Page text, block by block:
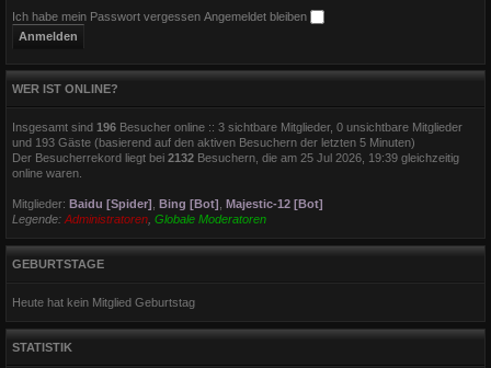
Ich habe mein Passwort vergessen Angemeldet bleiben
WER IST ONLINE?
Insgesamt sind 196 Besucher online :: 3 sichtbare Mitglieder, 0 unsichtbare Mitglieder
und 193 Gäste (basierend auf den aktiven Besuchern der letzten 5 Minuten)
Der Besucherrekord liegt bei 2132 Besuchern, die am 25 Jul 2026, 19:39 gleichzeitig
online waren.
Mitglieder: Baidu [Spider] Bing [Bot]
Majestic-12 [Bot]
Legende: Administratoren Globale Moderatoren
GEBURTSTAGE
Heute hat kein Mitglied Geburtstag
STATISTIK